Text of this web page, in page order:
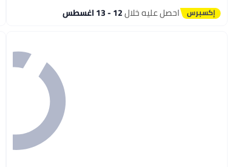
احصل عليه خلال12 - 13 اغسطس